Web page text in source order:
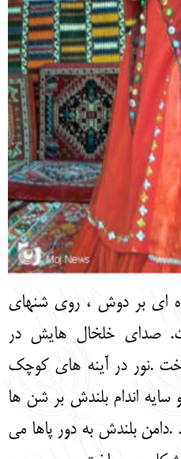
ای بر دوش ، روی شن‏های
صدای خلخال هایش در
.نور در آینه های کوچک
اندام بلندش بر شن ها
.دامن بلندش به دور پاها می